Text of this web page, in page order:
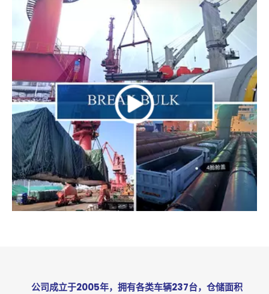
公司成立于2005年，拥有各类车辆237台，仓储面积